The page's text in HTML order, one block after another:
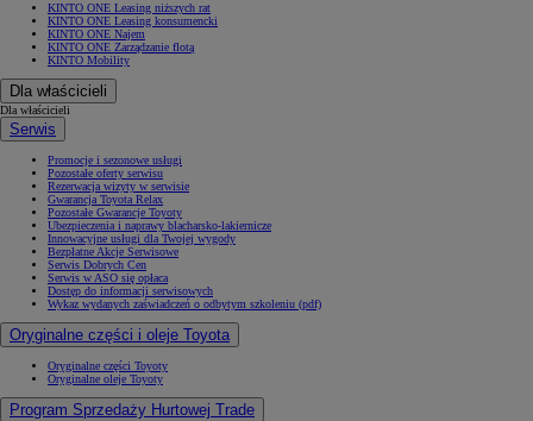
KINTO ONE Leasing niższych rat
KINTO ONE Leasing konsumencki
KINTO ONE Najem
KINTO ONE Zarządzanie flotą
KINTO Mobility
Dla właścicieli
Dla właścicieli
Serwis
Promocje i sezonowe usługi
Pozostałe oferty serwisu
Rezerwacja wizyty w serwisie
Gwarancja Toyota Relax
Pozostałe Gwarancje Toyoty
Ubezpieczenia i naprawy blacharsko-lakiernicze
Innowacyjne usługi dla Twojej wygody
Bezpłatne Akcje Serwisowe
Serwis Dobrych Cen
Serwis w ASO się opłaca
Dostęp do informacji serwisowych
Wykaz wydanych zaświadczeń o odbytym szkoleniu (pdf)
Oryginalne części i oleje Toyota
Oryginalne części Toyoty
Oryginalne oleje Toyoty
Program Sprzedaży Hurtowej Trade